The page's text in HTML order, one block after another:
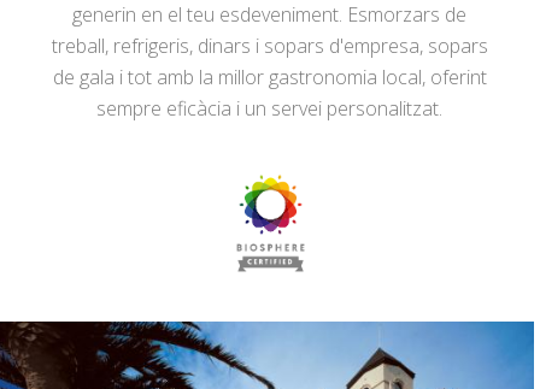
generin en el teu esdeveniment. Esmorzars de
treball, refrigeris, dinars i sopars d'empresa, sopars
de gala i tot amb la millor gastronomia local, oferint
sempre eficàcia i un servei personalitzat.